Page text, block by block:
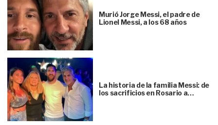
Murió Jorge Messi, el padre de
Lionel Messi, a los 68 años
La historia de la familia Messi: de
los sacrificios en Rosario a…